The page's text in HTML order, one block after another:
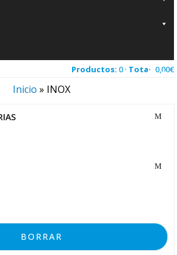
Productos: 0 · Total: 0,00€
Inicio » INOX
BORRAR